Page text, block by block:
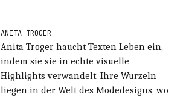
ANITA TROGER
Anita Troger haucht Texten Leben ein,
indem sie sie in echte visuelle
Highlights verwandelt. Ihre Wurzeln
liegen in der Welt des Modedesigns, wo